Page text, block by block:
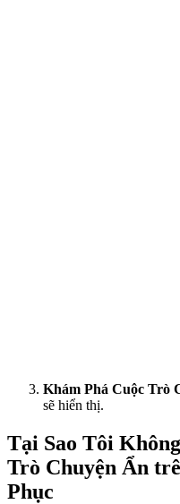
Khám Phá Cuộc Trò
sẽ hiển thị.
Tại Sao Tôi
Trò Chuyện Ẩn
Phục